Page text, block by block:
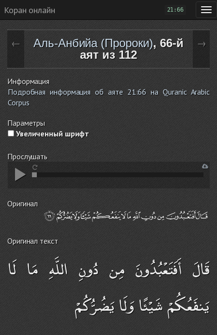
Коран онлайн 21:66
← Аль-Анбийа (Пророки), 66-й
аят из 112
→
Информация
Подробная информация об аяте 21:66 на Quranic Arabic
Corpus
Параметры
Увеличенный шрифт
Прослушать
Оригинал
Оригинал текст
قَالَ أَفَتَعْبُدُونَ مِن دُونِ اللَّهِ مَا لَا
يَنفَعُكُمْ شَيْئًا وَلَا يَضُرُّكُمْ